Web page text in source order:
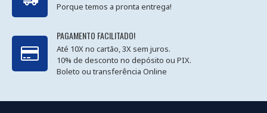
Porque temos a pronta entrega!
PAGAMENTO FACILITADO!
Até 10X no cartão, 3X sem juros.
10% de desconto no depósito ou PIX.
Boleto ou transferência Online